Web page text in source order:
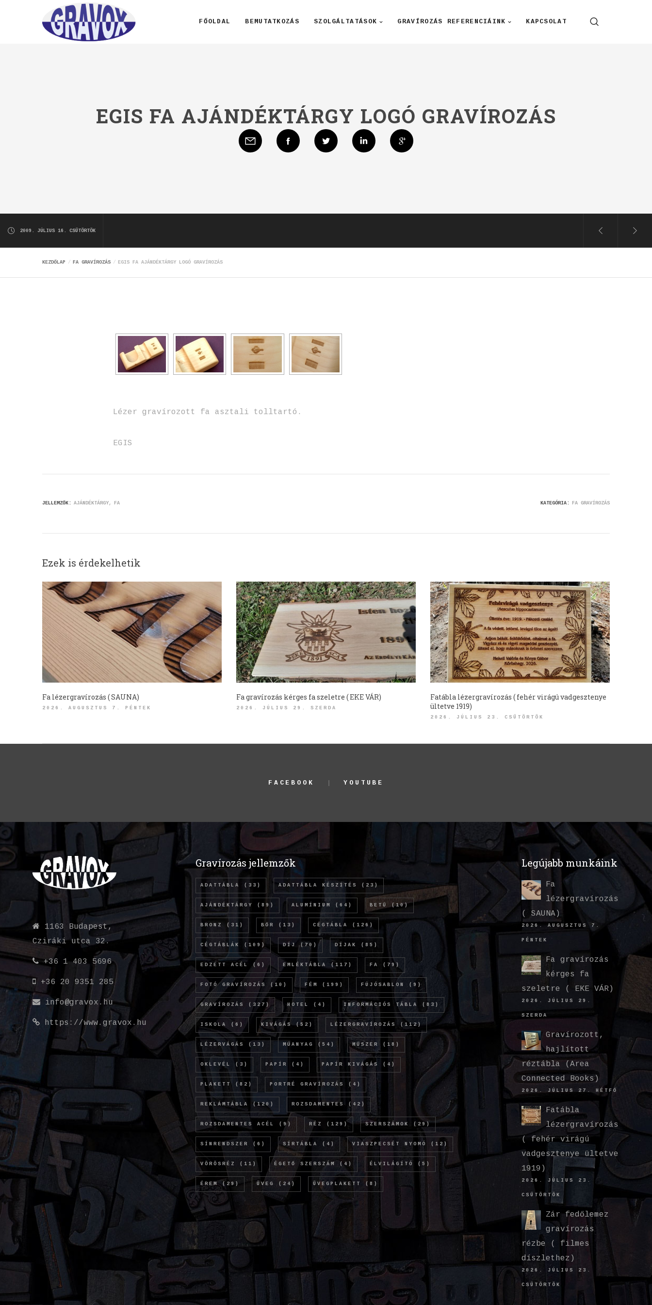
FŐOLDAL BEMUTATKOZÁS SZOLGÁLTATÁSOK GRAVÍROZÁS REFERENCIÁINK KAPCSOLAT
EGIS FA AJÁNDÉKTÁRGY LOGÓ GRAVÍROZÁS
2009. JÚLIUS 16. CSÜTÖRTÖK
KEZDŐLAP FA GRAVÍROZÁS EGIS FA AJÁNDÉKTÁRGY LOGÓ GRAVÍROZÁS
Lézer gravírozott fa asztali tolltartó.
EGIS
JELLEMZŐK: AJÁNDÉKTÁRGY FA KATEGÓRIA: FA GRAVÍROZÁS
Ezek is érdekelhetik
Fa lézergravírozás ( SAUNA)
2026. AUGUSZTUS 7. PÉNTEK
Fa gravírozás kérges fa szeletre ( EKE VÁR)
2026. JÚLIUS 29. SZERDA
Fatábla lézergravírozás ( fehér virágú vadgesztenye
ültetve 1919)
2026. JÚLIUS 23. CSÜTÖRTÖK
FACEBOOK YOUTUBE
1163 Budapest,
Cziráki utca 32.
+36 1 403 5696
+36 20 9351 285
info@gravox.hu
https://www.gravox.hu
Gravírozás jellemzők
ADATTÁBLA (33) ADATTÁBLA KÉSZÍTÉS (23)
AJÁNDÉKTÁRGY (89) ALUMÍNIUM (64) BETŰ (10)
BRONZ (31) BŐR (13) CÉGTÁBLA (126)
CÉGTÁBLÁK (109) DÍJ (70) DÍJAK (85)
EDZETT ACÉL (6) EMLÉKTÁBLA (117) FA (79)
FOTÓ GRAVÍROZÁS (10) FÉM (199) FÚJÓSABLON (9)
GRAVÍROZÁS (327) HOTEL (4) INFORMÁCIÓS TÁBLA (83)
ISKOLA (6) KIVÁGÁS(52) LÉZERGRAVÍROZÁS (112)
LÉZERVÁGÁS (13) MŰANYAG (54) MŰSZER (18)
OKLEVÉL (3) PAPÍR (4) PAPÍR KIVÁGÁS (4)
PLAKETT(82) PORTRÉ GRAVÍROZÁS (4)
REKLÁMTÁBLA (120) ROZSDAMENTES (42)
ROZSDAMENTES ACÉL (9) RÉZ (129) SZERSZÁMOK (29)
SÍNRENDSZER (6) SÍRTÁBLA (4) VIASZPECSÉT NYOMÓ (12)
VÖRÖSRÉZ (11) ÉGETŐ SZERSZÁM (4) ÉLVILÁGÍTÓ (5)
ÉREM(29) ÜVEG (24) ÜVEGPLAKETT (8)
Legújabb munkáink
Fa
lézergravírozás
( SAUNA)
2026. AUGUSZTUS 7.
PÉNTEK
Fa gravírozás
kérges fa
szeletre ( EKE VÁR)
2026. JÚLIUS 29.
SZERDA
Gravírozott,
hajlított
réztábla (Area
Connected Books)
2026. JÚLIUS 27. HÉTFŐ
Fatábla
lézergravírozás
( fehér virágú
vadgesztenye ültetve
1919)
2026. JÚLIUS 23.
CSÜTÖRTÖK
Zár fedőlemez
gravírozás
rézbe ( filmes
díszlethez)
2026. JÚLIUS 23.
CSÜTÖRTÖK